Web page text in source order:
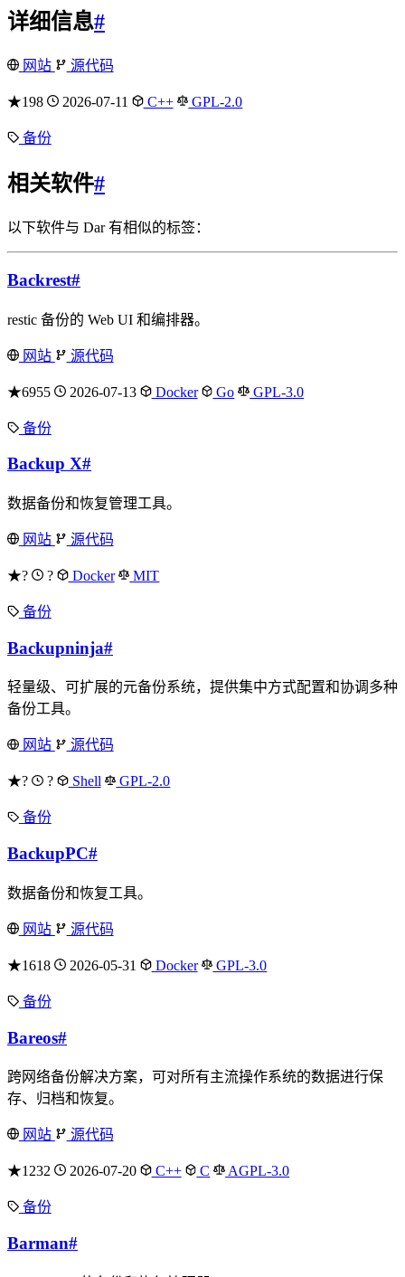
详细信息#
网站 源代码
★198 2026-07-11 C++ GPL-2.0
备份
相关软件#
以下软件与 Dar 有相似的标签：
Backrest#
restic 备份的 Web UI 和编排器。
网站 源代码
★6955 2026-07-13 Docker Go GPL-3.0
备份
Backup X#
数据备份和恢复管理工具。
网站 源代码
★? ? Docker MIT
备份
Backupninja#
轻量级、可扩展的元备份系统，提供集中方式配置和协调多种
备份工具。
网站 源代码
★? ? Shell GPL-2.0
备份
BackupPC#
数据备份和恢复工具。
网站 源代码
★1618 2026-05-31 Docker GPL-3.0
备份
Bareos#
跨网络备份解决方案，可对所有主流操作系统的数据进行保
存、归档和恢复。
网站 源代码
★1232 2026-07-20 C++ C AGPL-3.0
备份
Barman#